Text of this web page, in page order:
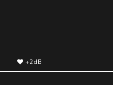
+2dB